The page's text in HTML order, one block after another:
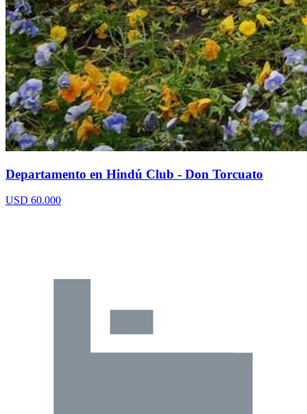
Departamento en Hindú Club - Don Torcuato
USD 60.000